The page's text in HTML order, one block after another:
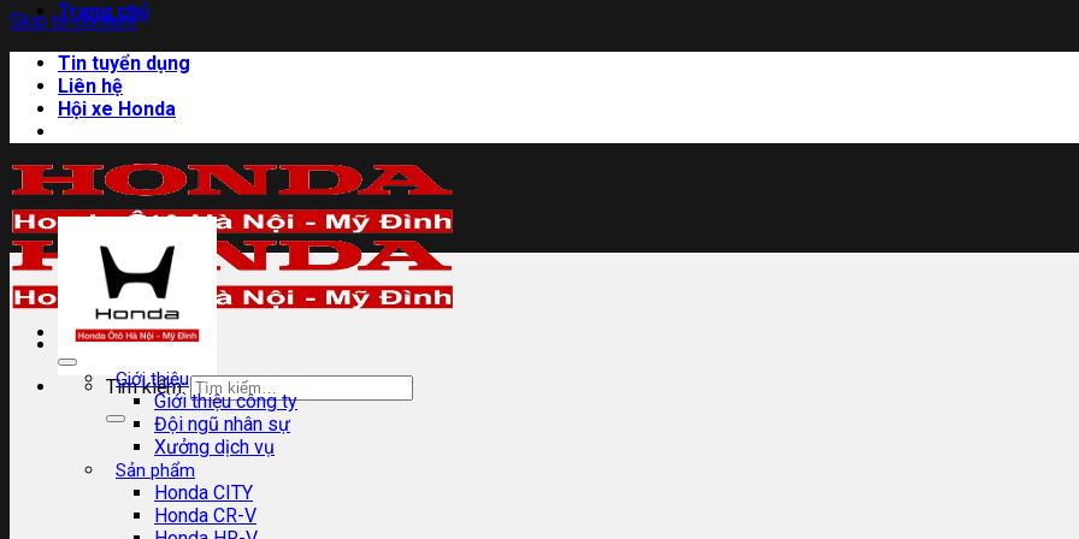
Skip to content
Trang chủ
Tin tuyển dụng
Liên hệ
Hội xe Honda
Tìm kiếm:
Giới thiệu
Giới thiệu công ty
Đội ngũ nhân sự
Xưởng dịch vụ
Sản phẩm
Honda CITY
Honda CR-V